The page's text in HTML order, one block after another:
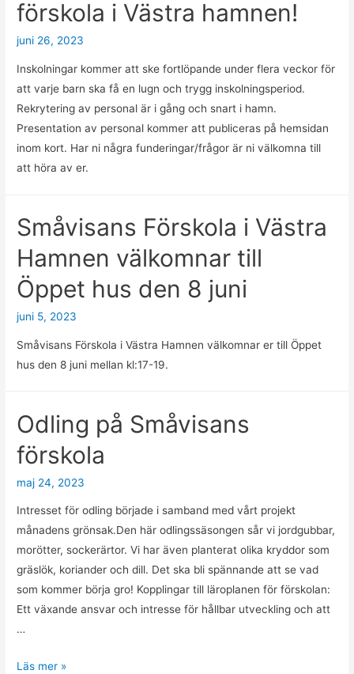
förskola i Västra hamnen!
juni 26, 2023
Inskolningar kommer att ske fortlöpande under flera veckor för
att varje barn ska få en lugn och trygg inskolningsperiod.
Rekrytering av personal är i gång och snart i hamn.
Presentation av personal kommer att publiceras på hemsidan
inom kort. Har ni några funderingar/frågor är ni välkomna till
att höra av er.
Småvisans Förskola i Västra
Hamnen välkomnar till
Öppet hus den 8 juni
juni 5, 2023
Småvisans Förskola i Västra Hamnen välkomnar er till Öppet
hus den 8 juni mellan kl:17-19.
Odling på Småvisans
förskola
maj 24, 2023
Intresset för odling började i samband med vårt projekt
månadens grönsak.Den här odlingssäsongen sår vi jordgubbar,
morötter, sockerärtor. Vi har även planterat olika kryddor som
gräslök, koriander och dill. Det ska bli spännande att se vad
som kommer börja gro! Kopplingar till läroplanen för förskolan:
Ett växande ansvar och intresse för hållbar utveckling och att
…
Odling
Läs mer »